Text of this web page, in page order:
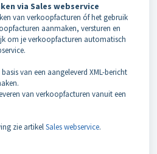
via Sales webservice
van verkoopfacturen óf het gebruik
aanmaken, versturen en
om je verkoopfacturen automatisch
.
van een aangeleverd XML-bericht
van verkoopfacturen vanuit een
zie artikelSales webservice.